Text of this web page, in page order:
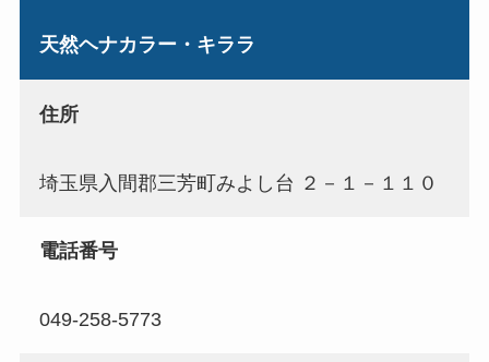
天然ヘナカラー・キララ
住所
埼玉県入間郡三芳町みよし台 ２－１－１１０
電話番号
049-258-5773